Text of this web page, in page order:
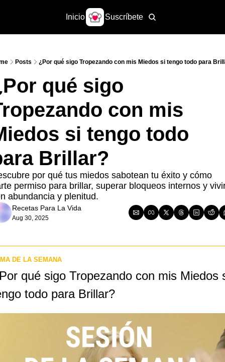
Inicio Suscríbete
Posts ¿Por qué sigo Tropezando con mis Miedos si tengo todo para
qué sigo
con mis
si tengo todo
Brillar?
por qué tus miedos sabotean tu éxito y cómo
permiso para brillar, superar bloqueos internos y
abundancia y plenitud.
Recetas Para La Vida
Aug 30, 2025
DE LA SEMANA
qué sigo Tropezando con mis Miedos
todo para Brillar?